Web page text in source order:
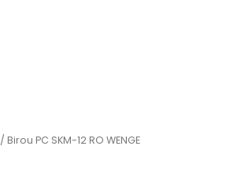
/ Birou PC SKM-12 RO WENGE